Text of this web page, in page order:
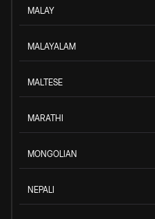
MALAY
MALAYALAM
MALTESE
MARATHI
MONGOLIAN
NEPALI